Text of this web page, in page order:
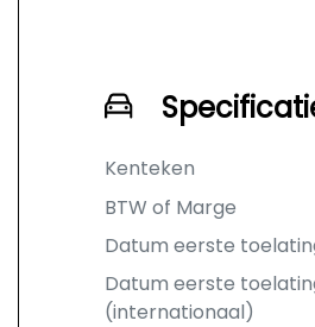
Kenteken
BTW of Marge
Datum eerste
Datum eerste
(internationaal)